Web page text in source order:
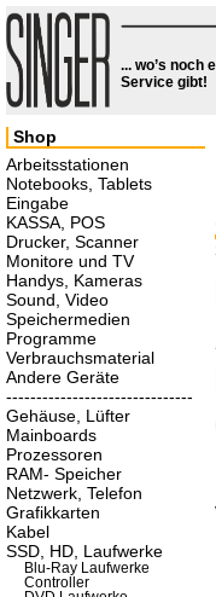
... wo’s noch
Service gibt!
Shop
Arbeitsstationen
Notebooks, Tablets
Eingabe
KASSA, POS
Drucker, Scanner
Monitore und TV
Handys, Kameras
Sound, Video
Speichermedien
Programme
Verbrauchsmaterial
Andere Geräte
-------------------------------
Gehäuse, Lüfter
Mainboards
Prozessoren
RAM- Speicher
Netzwerk, Telefon
Grafikkarten
Kabel
SSD, HD, Laufwerke
Blu-Ray Laufwerke
Controller